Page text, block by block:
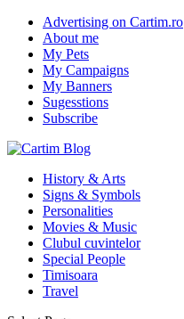
Advertising on Cartim.ro
About me
My Pets
My Campaigns
My Banners
Sugesstions
Subscribe
History & Arts
Signs & Symbols
Personalities
Movies & Music
Clubul cuvintelor
Special People
Timisoara
Travel